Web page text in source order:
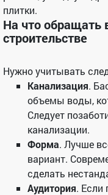
плитки.
На что обращать
строительстве
Нужно учитывать
Канализация.
объемы воды,
Следует
канализации.
Форма. Лучше
вариант.
сделать
Аудитория. Если